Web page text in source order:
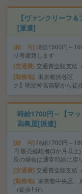
【ヴァンクリーフ
[派遣]
給 与 時給1500円～
り考慮致します
交通費 交通費全額支給
勤務地
東京都渋谷区
ク】明治神宮前駅から徒
時給1700円～【マ
高島屋[派遣]
給 与 時給1700円～
円 販売経験者(3か月以
長の場合は通常時給に戻
交通費 交通費全額支給
勤務地
東京都中央区
（徒歩1分）